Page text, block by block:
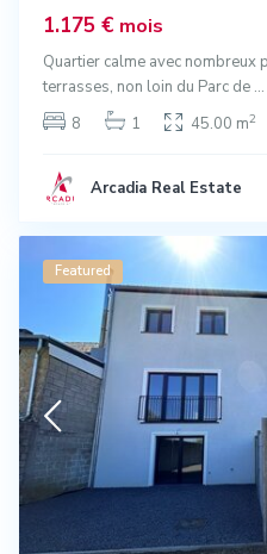
1.175 € mois
Quartier calme avec nombreux
terrasses, non loin du Parc de ...
8
1 45.00 m2
Arcadia Real Estate
Featured